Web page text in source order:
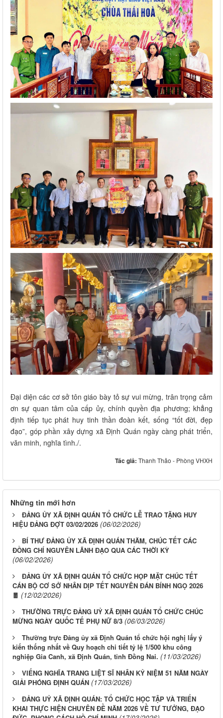
Đại diện các cơ sở tôn giáo bày tỏ sự vui mừng, trân trọng cảm
ơn sự quan tâm của cấp ủy, chính quyền địa phương; khẳng
định tiếp tục phát huy tinh thần đoàn kết, sống “tốt đời, đẹp
đạo”, góp phần xây dựng xã Định Quán ngày càng phát triển,
văn minh, nghĩa tình./.
Tác giả: Thanh Thảo - Phòng VHXH
Những tin mới hơn
ĐẢNG ỦY XÃ ĐỊNH QUÁN TỔ CHỨC LỄ TRAO TẶNG HUY
HIỆU ĐẢNG ĐỢT 03/02/2026 (06/02/2026)
BÍ THƯ ĐẢNG ỦY XÃ ĐỊNH QUÁN THĂM, CHÚC TẾT CÁC
ĐỒNG CHÍ NGUYÊN LÃNH ĐẠO QUA CÁC THỜI KỲ
(06/02/2026)
ĐẢNG ỦY XÃ ĐỊNH QUÁN TỔ CHỨC HỌP MẶT CHÚC TẾT
CÁN BỘ CƠ SỞ NHÂN DỊP TẾT NGUYÊN ĐÁN BÍNH NGỌ 2026
🧧 (12/02/2026)
THƯỜNG TRỰC ĐẢNG UỶ XÃ ĐỊNH QUÁN TỔ CHỨC CHÚC
MỪNG NGÀY QUỐC TẾ PHỤ NỮ 8/3 (06/03/2026)
Thường trực Đảng ủy xã Định Quán tổ chức hội nghị lấy ý
kiến thống nhất về Quy hoạch chi tiết tỷ lệ 1/500 khu công
nghiệp Gia Canh, xã Định Quán, tỉnh Đồng Nai. (11/03/2026)
VIẾNG NGHĨA TRANG LIỆT SĨ NHÂN KỶ NIỆM 51 NĂM NGÀY
GIẢI PHÓNG ĐỊNH QUÁN (17/03/2026)
ĐẢNG UỶ XÃ ĐỊNH QUÁN: TỔ CHỨC HỌC TẬP VÀ TRIỂN
KHAI THỰC HIỆN CHUYÊN ĐỀ NĂM 2026 VỀ TƯ TƯỞNG, ĐẠO